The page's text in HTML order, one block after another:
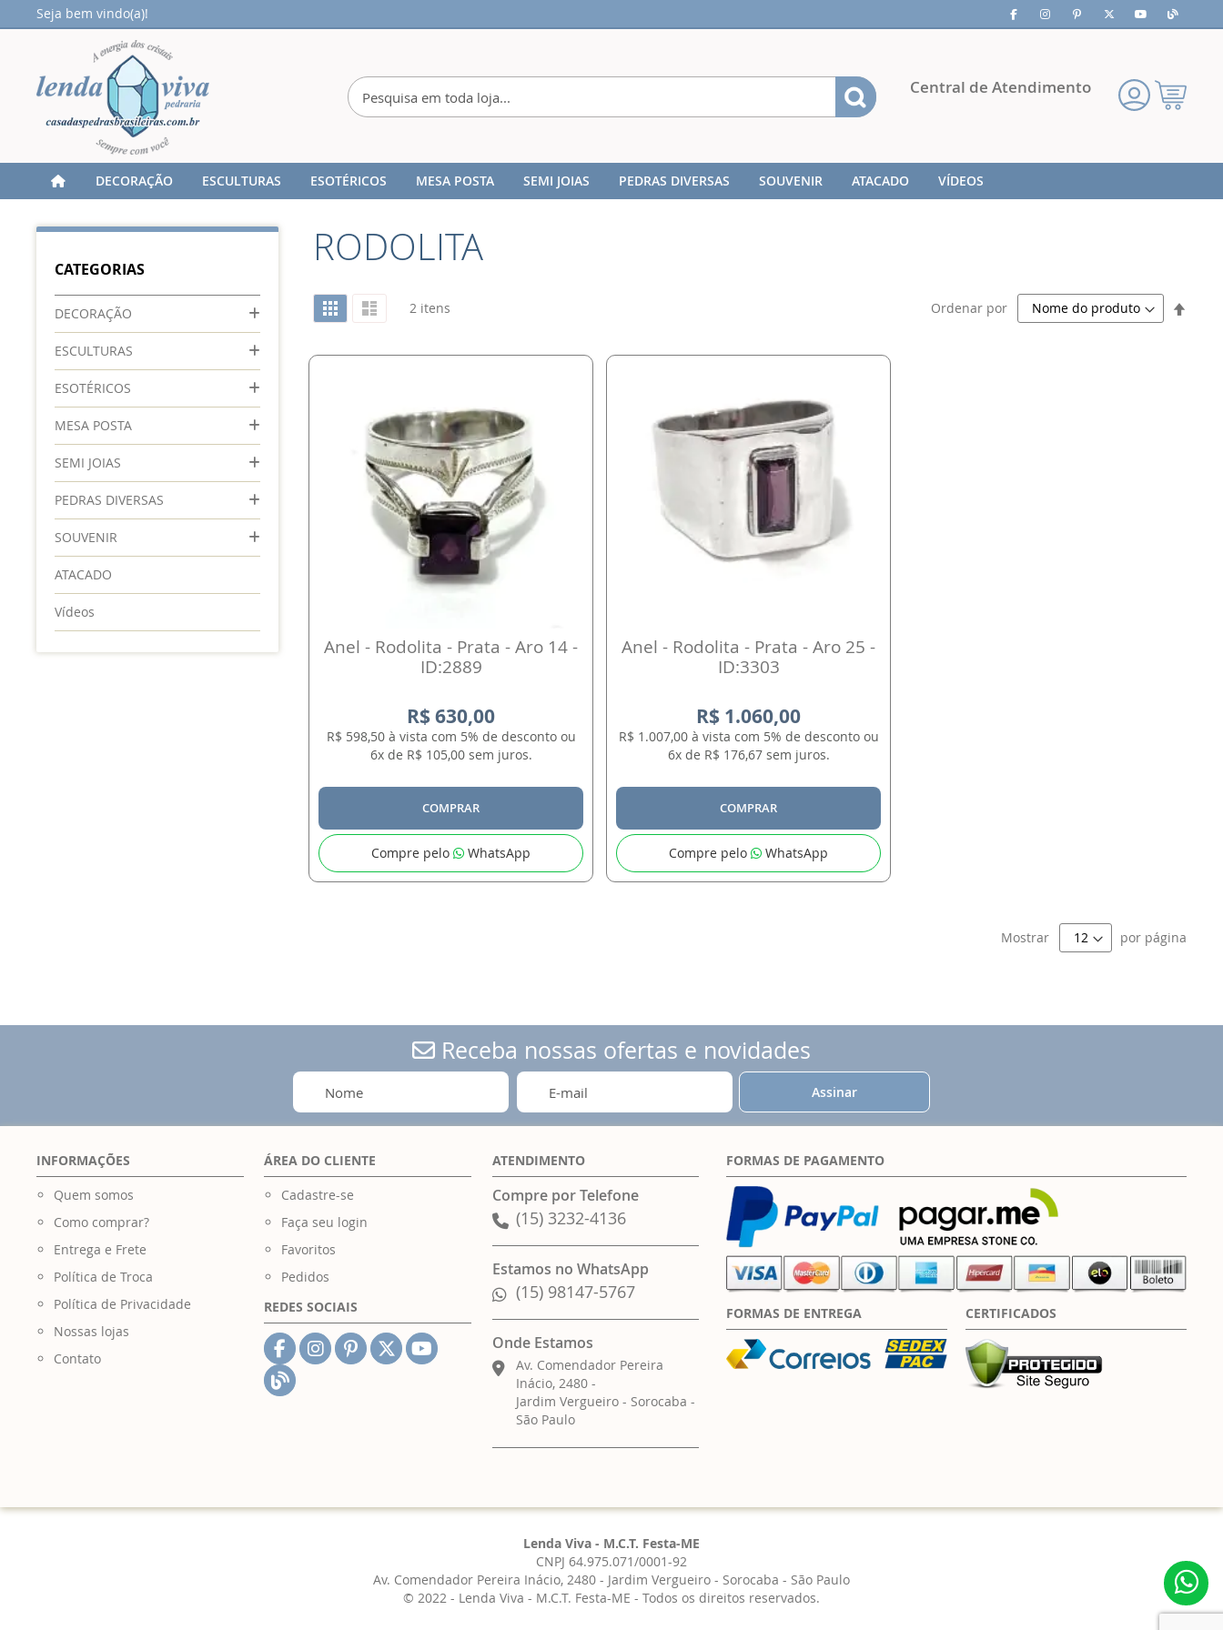
Seja bem vindo(a)!
Meu
Carrinho
Central de Atendimento
Pesquisa
DECORAÇÃO ESCULTURAS ESOTÉRICOS MESA POSTA SEMI JOIAS PEDRAS DIVERSAS SOUVENIR ATACADO
VÍDEOS
RODOLITA
Ver
como
GradeLista 2itens Ordenar por
Anel - Rodolita - Prata - Aro 14 -
ID:2889
R$ 630,00
R$ 598,50 à vista com 5% de desconto ou
6x de R$ 105,00 sem juros.
COMPRAR
Compre pelo WhatsApp
Anel - Rodolita - Prata - Aro 25 -
ID:3303
R$ 1.060,00
R$ 1.007,00 à vista com 5% de desconto ou
6x de R$ 176,67 sem juros.
COMPRAR
Compre pelo WhatsApp
Mostrar por página
CATEGORIAS
DECORAÇÃO
ESCULTURAS
ESOTÉRICOS
MESA POSTA
SEMI JOIAS
PEDRAS DIVERSAS
SOUVENIR
ATACADO
Vídeos
Receba nossas ofertas e novidades
Assinar
INFORMAÇÕES
Quem somos
Como comprar?
Entrega e Frete
Política de Troca
Política de Privacidade
Nossas lojas
Contato
ÁREA DO CLIENTE
Cadastre-se
Faça seu login
Favoritos
Pedidos
REDES SOCIAIS
ATENDIMENTO
Compre por Telefone
(15) 3232-4136
Estamos no WhatsApp
(15) 98147-5767
Onde Estamos
Av. Comendador Pereira
Inácio, 2480 -
Jardim Vergueiro - Sorocaba -
São Paulo
FORMAS DE PAGAMENTO
FORMAS DE ENTREGA CERTIFICADOS
Lenda Viva - M.C.T. Festa-ME
CNPJ 64.975.071/0001-92
Av. Comendador Pereira Inácio, 2480 - Jardim Vergueiro - Sorocaba - São Paulo
© 2022 - Lenda Viva - M.C.T. Festa-ME - Todos os direitos reservados.